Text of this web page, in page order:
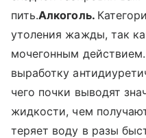
пить.Алкоголь.
утоления жажды, так
мочегонным
выработку
чего почки выводят
жидкости, чем
теряет воду в разы